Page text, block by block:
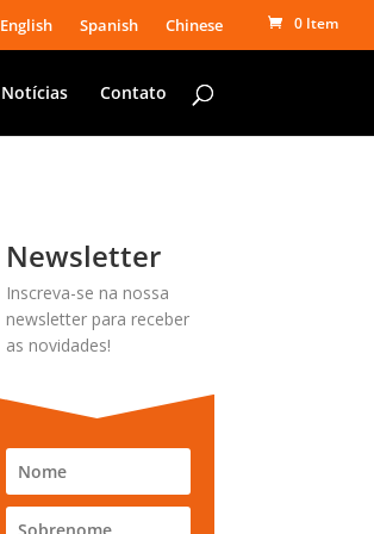
English Spanish Chinese 0 Item
Notícias Contato
Newsletter
Inscreva-se na nossa
newsletter para receber
as novidades!